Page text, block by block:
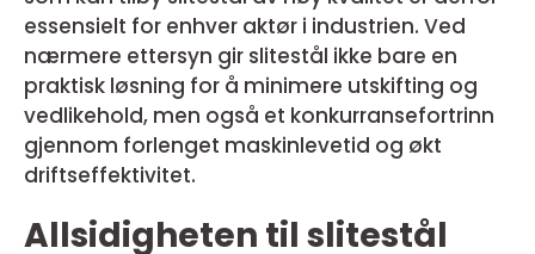
essensielt for enhver aktør i industrien. Ved
nærmere ettersyn gir slitestål ikke bare en
praktisk løsning for å minimere utskifting og
vedlikehold, men også et konkurransefortrinn
gjennom forlenget maskinlevetid og økt
driftseffektivitet.
Allsidigheten til slitestål